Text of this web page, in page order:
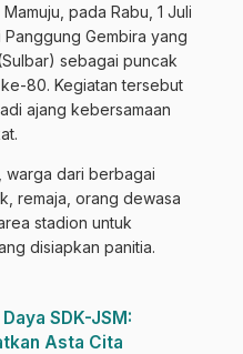
pada Rabu, 1 Juli
Gembira yang
sebagai puncak
80. Kegiatan tersebut
ajang kebersamaan
warga dari berbagai
remaja, orang dewasa
stadion untuk
disiapkan panitia.
SDK-JSM:
Asta Cita